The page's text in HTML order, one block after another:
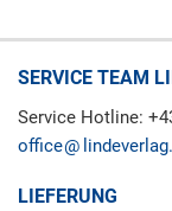
SERVICE TEAM
Service Hotline:
office
LIEFERUNG